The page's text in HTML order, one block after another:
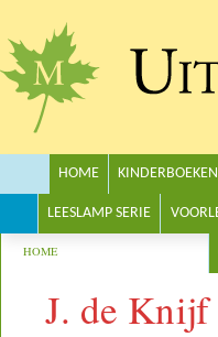
You are here
HOME
J. de Knijf
Main menu
HOME KINDERBOEKEN
LEESLAMP SERIE